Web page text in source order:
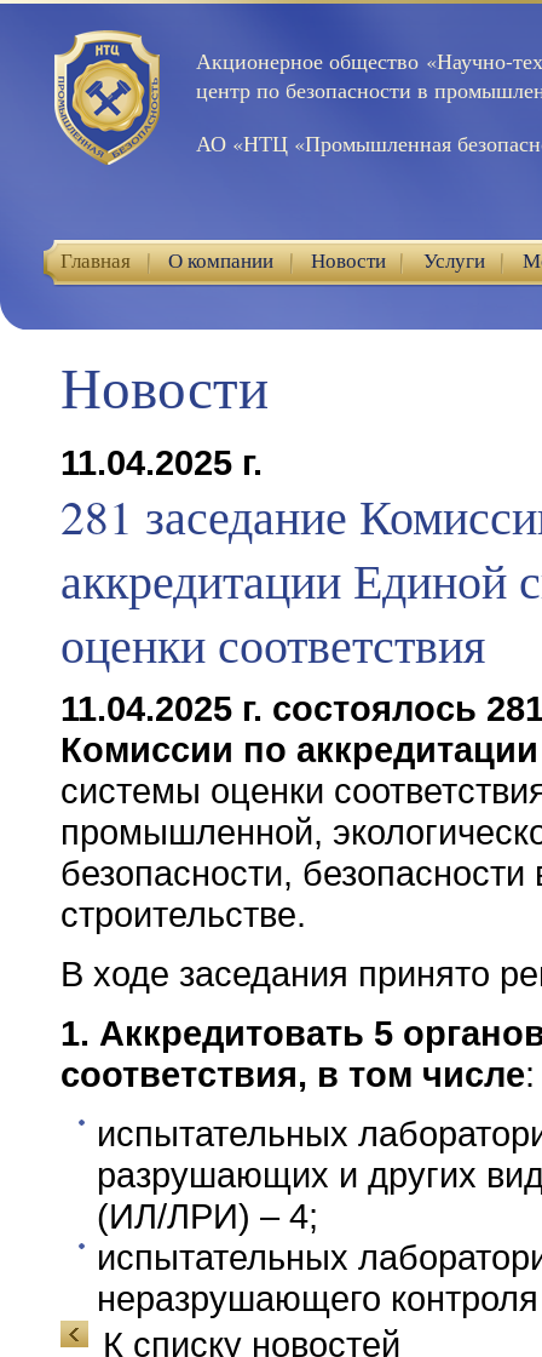
Акционерное общество «Научно-
центр по безопасности в
АО «НТЦ «Промышленная
Главная О компании Новости Услуги
Новости
11.04.2025 г.
281 заседание
аккредитации Единой
оценки соответствия
11.04.2025 г. состоялось
Комиссии по
системы оценки
промышленной,
безопасности, безопасности
строительстве.
В ходе заседания принято
1. Аккредитовать 5
соответствия, в том числе:
испытательных
разрушающих и других
(ИЛ/ЛРИ) – 4;
испытательных
неразрушающего
К списку новостей